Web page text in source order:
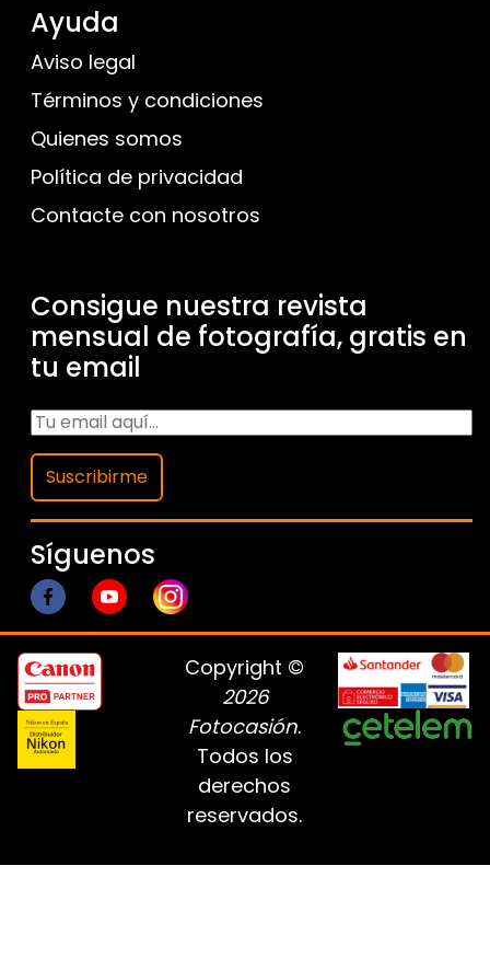
Ayuda
Aviso legal
Términos y condiciones
Quienes somos
Política de privacidad
Contacte con nosotros
Consigue nuestra revista
mensual de fotografía, gratis en
tu email
Suscribirme
Síguenos
Copyright ©
2026
Fotocasión.
Todos los
derechos
reservados.